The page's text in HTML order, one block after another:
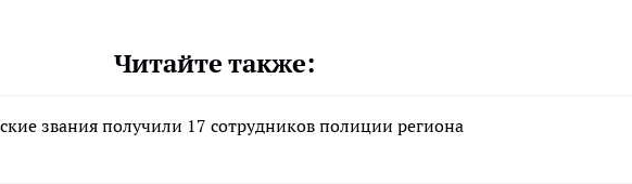
Читайте также:
звания получили 17 сотрудников полиции региона